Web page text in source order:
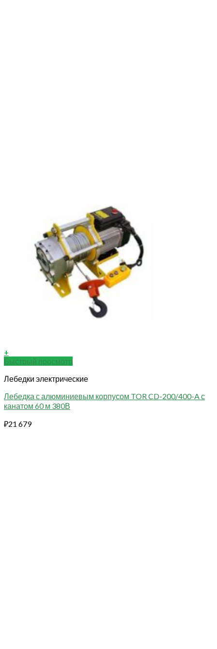
+
Быстрый просмотр
Лебедки электрические
Лебедка с алюминиевым корпусом TOR CD-200/400-A с
канатом 60 м 380В
₽21 679